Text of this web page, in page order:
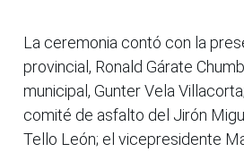
La ceremonia contó con la
provincial, Ronald Gárate
municipal, Gunter Vela
comité de asfalto del Jirón
Tello León; el vicepresidente